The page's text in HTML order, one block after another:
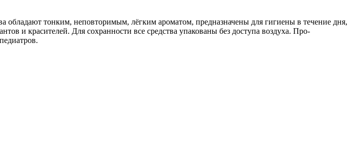
обладают тонким, неповто­римым, лёгким ароматом, пре­дназначены для гигиены в тече­ние дня,
и кра­сителей. Для сохранности все средства упа­кованы без доступа воздуха. Про­